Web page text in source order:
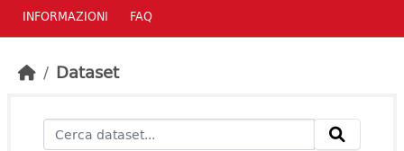
INFORMAZIONI FAQ
Dataset